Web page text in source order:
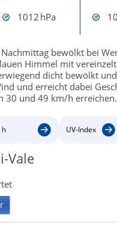
1012 hPa
bewölkt bei
Himmel mit
dicht bewölkt
und erreicht dabei
30 und 49 km/h erreichen.
h UV-Index
Vale